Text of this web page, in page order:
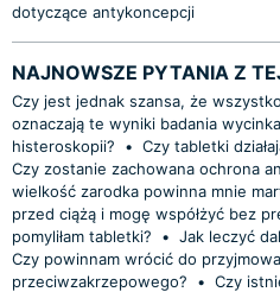
dotyczące antykoncepcji
NAJNOWSZE PYTANIA Z
Czy jest jednak szansa, że
oznaczają te wyniki badania
histeroskopii?
• Czy tabletki
Czy zostanie zachowana ochrona
wielkość zarodka powinna mnie
przed ciążą i mogę współżyć bez
pomyliłam tabletki?
• Jak leczyć
Czy powinnam wrócić do
przeciwzakrzepowego?
• Czy